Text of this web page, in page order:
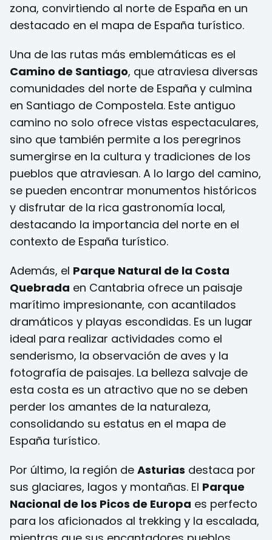
zona, convirtiendo al norte de España en un
destacado en el mapa de España turístico.
Una de las rutas más emblemáticas es el
Camino de Santiago, que atraviesa diversas
comunidades del norte de España y culmina
en Santiago de Compostela. Este antiguo
camino no solo ofrece vistas espectaculares,
sino que también permite a los peregrinos
sumergirse en la cultura y tradiciones de los
pueblos que atraviesan. A lo largo del camino,
se pueden encontrar monumentos históricos
y disfrutar de la rica gastronomía local,
destacando la importancia del norte en el
contexto de España turístico.
Además, el Parque Natural de la Costa
Quebrada en Cantabria ofrece un paisaje
marítimo impresionante, con acantilados
dramáticos y playas escondidas. Es un lugar
ideal para realizar actividades como el
senderismo, la observación de aves y la
fotografía de paisajes. La belleza salvaje de
esta costa es un atractivo que no se deben
perder los amantes de la naturaleza,
consolidando su estatus en el mapa de
España turístico.
Por último, la región de Asturias destaca por
sus glaciares, lagos y montañas. El Parque
Nacional de los Picos de Europa es perfecto
para los aficionados al trekking y la escalada,